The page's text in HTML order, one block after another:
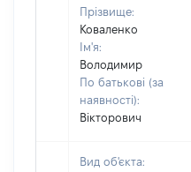
Прізвище:
Коваленко
Ім'я:
Володимир
По батькові (за
наявності):
Вікторович
Вид об'єкта: